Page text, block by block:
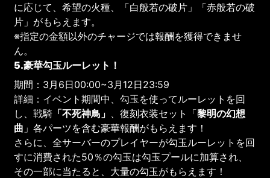
に応じて、希望の火種、「白般若の破片」「赤般若の破
片」がもらえます。
※指定の金額以外のチャージでは報酬を獲得できませ
ん。
5.豪華勾玉ルーレット！
期間：3月6日00:00~3月12日23:59
詳細：イベント期間中、勾玉を使ってルーレットを回
し、戦騎 「不死神鳥」 、復刻衣装セット「黎明の幻想
曲 」各パーツを含む豪華報酬がもらえます！
さらに、全サーバーのプレイヤーが勾玉ルーレットを回
すに消費された50％の勾玉は勾玉プールに加算され、
その一部に当たると、大量の勾玉がもらえます！